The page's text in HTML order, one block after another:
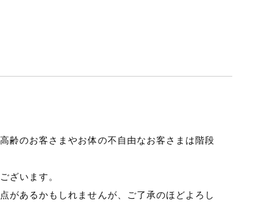
齢のお客さまやお体の不自由なお客さまは階段
ざいます。
があるかもしれませんが、ご了承のほどよろし